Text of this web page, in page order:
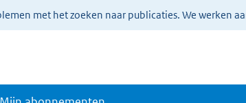
met het zoeken naar publicaties. We werken